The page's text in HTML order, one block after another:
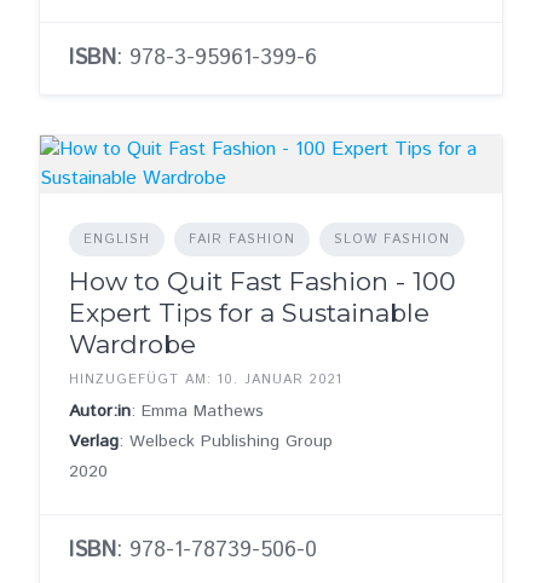
ISBN: 978-3-95961-399-6
ENGLISH FAIR FASHION SLOW FASHION
How to Quit Fast Fashion - 100
Expert Tips for a Sustainable
Wardrobe
HINZUGEFÜGT AM: 10. JANUAR 2021
Autor:in: Emma Mathews
Verlag: Welbeck Publishing Group
2020
ISBN: 978-1-78739-506-0